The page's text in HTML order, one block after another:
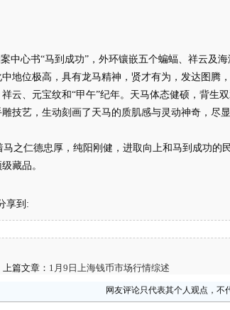
心书“马到成功”，外环镶嵌五个蝙蝠、祥云及海
地位极高，具有龙马精神，贤才有为，发达图腾
、元宝纹和“甲午”纪年。天马体态健硕，背生
技艺，生动刻画了天马的质肌感与灵动神奇，尽
仁德忠厚，纯阳刚健，进取向上和马到成功的
藏品。
享到:
上篇文章： 1月9日上海钱币市场行情综述
网友评论只代表其个人观点，不